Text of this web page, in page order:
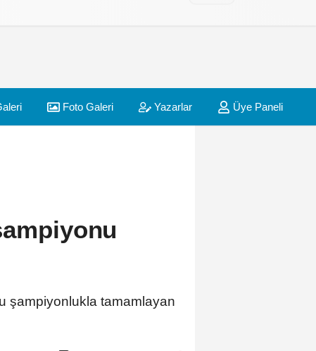
Foto Galeri Yazarlar Üye Paneli
şampiyonlukla tamamlayan